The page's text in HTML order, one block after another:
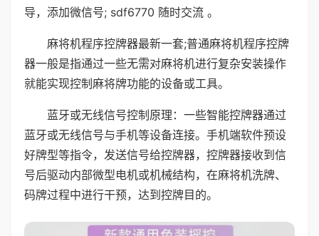
导，添加微信号; sdf6770 随时交流 。
麻将机程序控牌器最新一套;普通麻将机程序控牌
器一般是指通过一些无需对麻将机进行复杂安装操作
就能实现控制麻将牌功能的设备或工具。
蓝牙或无线信号控制原理：一些智能控牌器通过
蓝牙或无线信号与手机等设备连接。手机端软件预设
好牌型等指令，发送信号给控牌器，控牌器接收到信
号后驱动内部微型电机或机械结构，在麻将机洗牌、
码牌过程中进行干预，达到控牌目的。